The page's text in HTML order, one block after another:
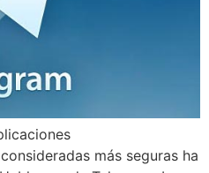
más seguras ha